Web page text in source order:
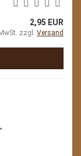
2,95 EUR
zzgl. Versand